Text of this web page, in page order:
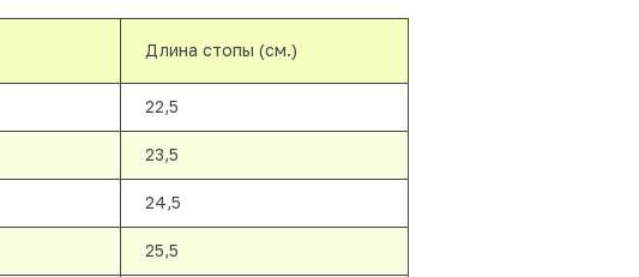
Длина стопы (см.)
22,5
23,5
24,5
25,5